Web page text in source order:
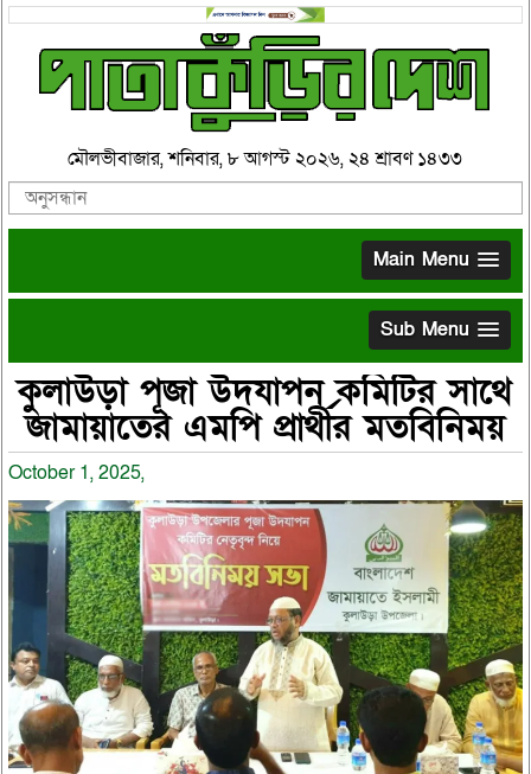
মৌলভীবাজার, শনিবার, ৮ আগস্ট ২০২৬, ২৪ শ্রাবণ ১৪৩৩
Main Menu
Sub Menu
কুলাউড়া পূজা উদযাপন কমিটির সাথে
জামায়াতের এমপি প্রার্থীর মতবিনিময়
October 1, 2025,